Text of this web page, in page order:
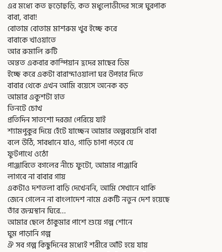
এর মধ্যে কত হুড়োহুড়ি, কত মধুলোভীদের সঙ্গে ঘুরপাক
বাবা, বাবা!
বোতাম বোতাম মাশরুম খুব ইচ্ছে করে
বাবাকে খাওয়াতে
আর রুমালি রুটি
অন্তত একবার কাস্পিয়ান হ্রদের মাছের ডিম
ইচ্ছে করে একটা বারান্দাওয়ালা ঘর উপহার দিতে
বাবার থেকে এখন আমি বয়েসে অনেক বড়
আমার একুশটা হাত
তিনটে চোখ
প্রতিদিন সাতশো দরজা পেরিয়ে যাই
শ্যামপুকুর দিয়ে হেঁটে যাচ্ছেন আমার অল্পবয়েসি বাবা
বলে উঠি, সাবধানে যাও, গাড়ি চাপা পড়বে যে
ফুটপাথে ওঠো
পাঞ্জাবিতে বগলের নীচে ফুটো, আমার পাঞ্জাবি
লাগবে না বাবার গায়
একটাও দশতলা বাড়ি দেখেননি, আমি সেখানে থাকি
জেনে গেলেন না বাংলাদেশ নামে একটি নতুন দেশ হয়েছে
তাঁর জন্মস্থান ঘিরে…
আমার ছেলে ঠাকুমার পাশে শুয়ে গল্প শোনে
ঘুম পাড়ানি গল্প
ঐ সব গল্প কিছুদিনের মধ্যেই শরীরে আঁট হয়ে যায়